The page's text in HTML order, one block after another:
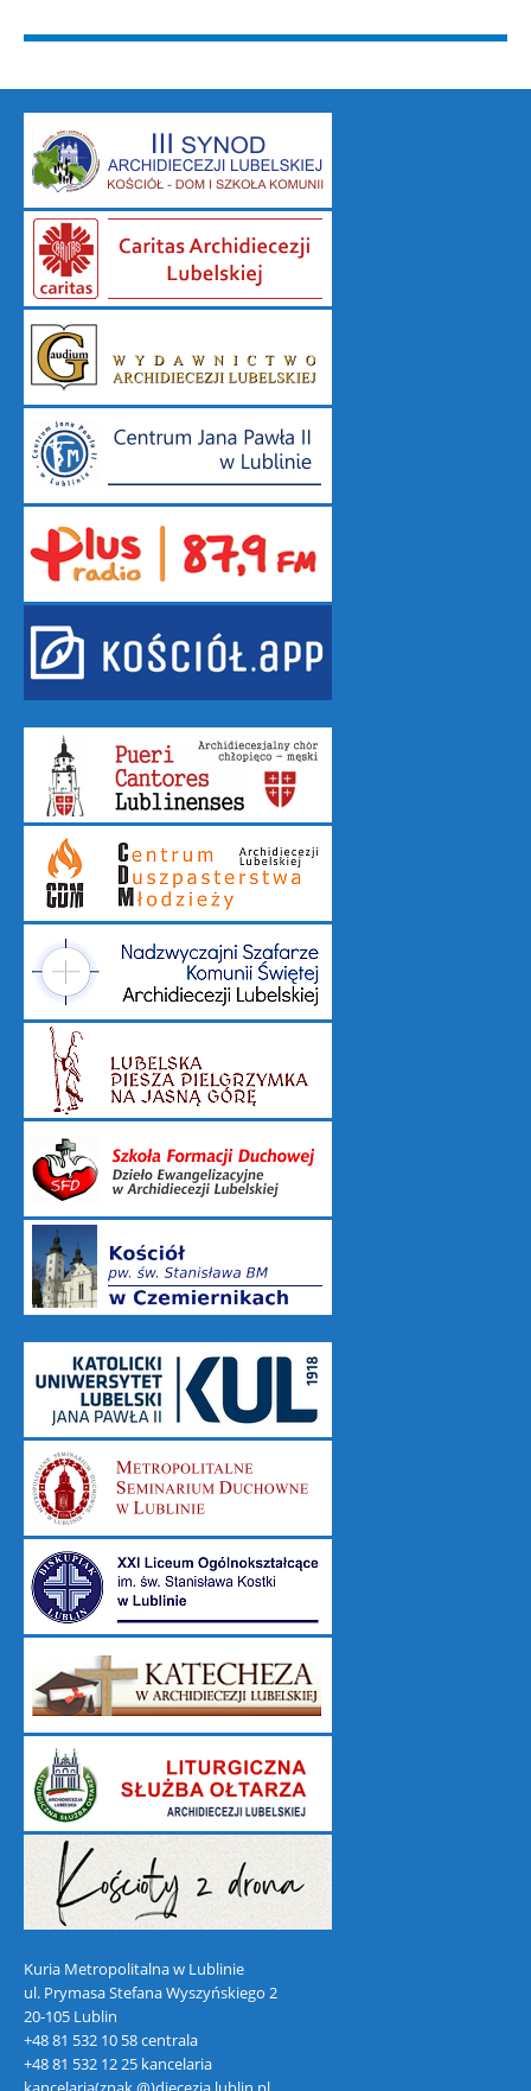
Kuria Metropolitalna w Lublinie
ul. Prymasa Stefana Wyszyńskiego 2
20-105 Lublin
+48 81 532 10 58 centrala
+48 81 532 12 25 kancelaria